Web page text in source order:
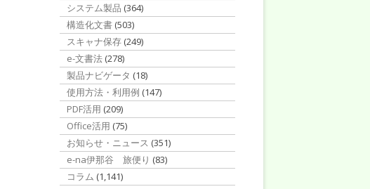
システム製品 (364)
構造化文書 (503)
スキャナ保存 (249)
e-文書法 (278)
製品ナビゲータ (18)
使用方法・利用例 (147)
PDF活用 (209)
Office活用 (75)
お知らせ・ニュース (351)
e-na伊那谷 旅便り (83)
コラム (1,141)